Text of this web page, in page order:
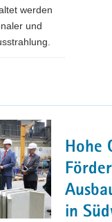
werden
und
Hohe
in